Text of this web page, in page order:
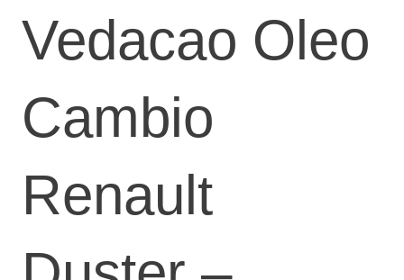
Vedacao Oleo
Cambio
Renault